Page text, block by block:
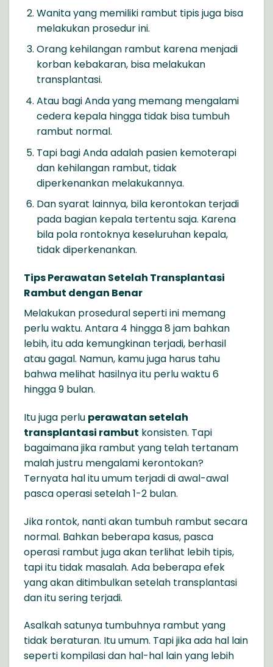
Wanita yang memiliki rambut tipis juga bisa
melakukan prosedur ini.
Orang kehilangan rambut karena menjadi
korban kebakaran, bisa melakukan
transplantasi.
Atau bagi Anda yang memang mengalami
cedera kepala hingga tidak bisa tumbuh
rambut normal.
Tapi bagi Anda adalah pasien kemoterapi
dan kehilangan rambut, tidak
diperkenankan melakukannya.
Dan syarat lainnya, bila kerontokan terjadi
pada bagian kepala tertentu saja. Karena
bila pola rontoknya keseluruhan kepala,
tidak diperkenankan.
Tips Perawatan Setelah Transplantasi
Rambut dengan Benar
Melakukan prosedural seperti ini memang
perlu waktu. Antara 4 hingga 8 jam bahkan
lebih, itu ada kemungkinan terjadi, berhasil
atau gagal. Namun, kamu juga harus tahu
bahwa melihat hasilnya itu perlu waktu 6
hingga 9 bulan.
Itu juga perlu perawatan setelah
transplantasi rambut konsisten. Tapi
bagaimana jika rambut yang telah tertanam
malah justru mengalami kerontokan?
Ternyata hal itu umum terjadi di awal-awal
pasca operasi setelah 1-2 bulan.
Jika rontok, nanti akan tumbuh rambut secara
normal. Bahkan beberapa kasus, pasca
operasi rambut juga akan terlihat lebih tipis,
tapi itu tidak masalah. Ada beberapa efek
yang akan ditimbulkan setelah transplantasi
dan itu sering terjadi.
Asalkah satunya tumbuhnya rambut yang
tidak beraturan. Itu umum. Tapi jika ada hal lain
seperti kompilasi dan hal-hal lain yang lebih